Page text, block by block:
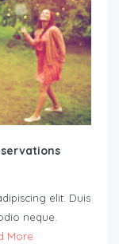
elit. Duis
neque.
More